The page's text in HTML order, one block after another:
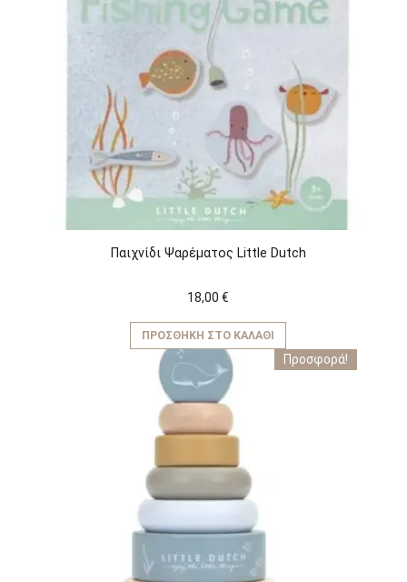
Παιχνίδι Ψαρέματος Little Dutch
18,00 €
ΠΡΟΣΘΉΚΗ ΣΤΟ ΚΑΛΆΘΙ
Προσφορά!